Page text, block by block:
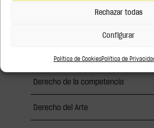
Rechazar todas
Configurar
Política de CookiesPolítica de
Conocimiento
Derecho de la competencia
Derecho del Arte